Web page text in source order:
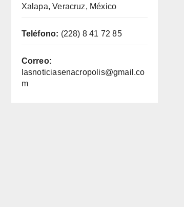
Xalapa, Veracruz, México
Teléfono: (228) 8 41 72 85
Correo:
lasnoticiasenacropolis@gmail.co
m